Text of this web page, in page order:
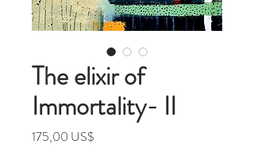
The elixir of
Immortality- II
175,00 US$